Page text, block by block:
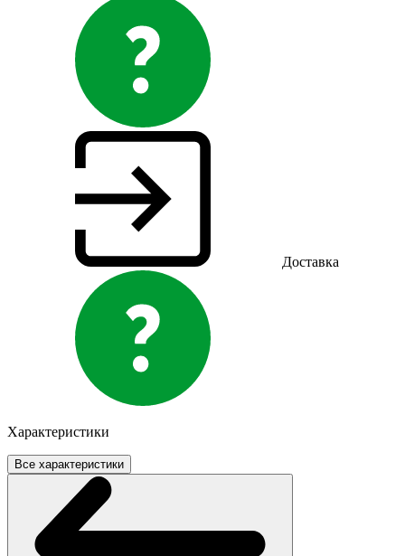
Доставка
Характеристики
Все характеристики